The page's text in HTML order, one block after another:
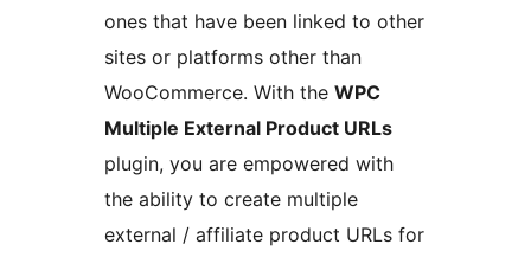
ones that have been linked to other
sites or platforms other than
WooCommerce. With the WPC
Multiple External Product URLs
plugin, you are empowered with
the ability to create multiple
external / affiliate product URLs for